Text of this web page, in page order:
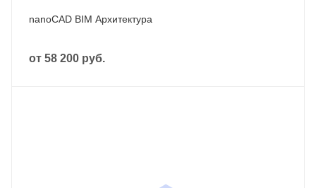
nanoCAD BIM Архитектура
от 58 200 руб.